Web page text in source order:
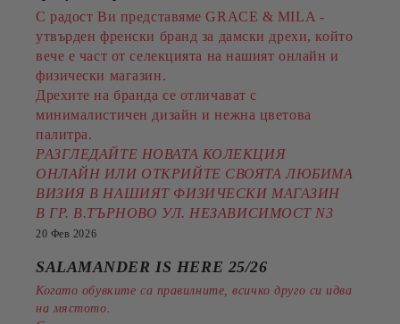
С радост Ви представяме GRACE & MILA -
утвърден френски бранд за дамски дрехи, който
вече е част от селекцията на нашият онлайн и
физически магазин.
Дрехите на бранда се отличават с
минималистичен дизайн и нежна цветова
палитра.
РАЗГЛЕДАЙТЕ НОВАТА КОЛЕКЦИЯ
ОНЛАЙН ИЛИ ОТКРИЙТЕ СВОЯТА ЛЮБИМА
ВИЗИЯ В НАШИЯТ ФИЗИЧЕСКИ МАГАЗИН
В ГР. В.ТЪРНОВО УЛ. НЕЗАВИСИМОСТ N3
20 Фев 2026
SALAMANDER IS HERE 25/26
Когато обувките са правилните, всичко друго си идва
на мястото.